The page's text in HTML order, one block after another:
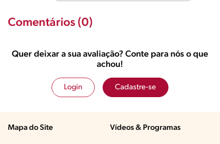
Comentários (0)
Quer deixar a sua avaliação? Conte para nós o que
achou!
Login Cadastre-se
Mapa do Site Vídeos & Programas​